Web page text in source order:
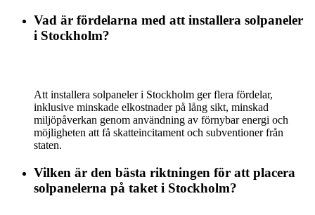
Vad är fördelarna med att installera solpaneler
i Stockholm?
Att installera solpaneler i Stockholm ger flera fördelar,
inklusive minskade elkostnader på lång sikt, minskad
miljöpåverkan genom användning av förnybar energi och
möjligheten att få skatteincitament och subventioner från
staten.
Vilken är den bästa riktningen för att placera
solpanelerna på taket i Stockholm?